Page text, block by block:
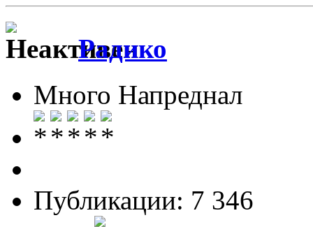
Радико
Много Напреднал
Публикации: 7 346